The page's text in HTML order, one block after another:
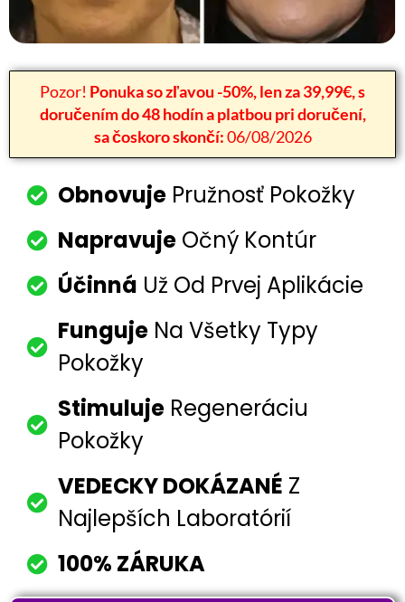
Pozor! Ponuka so zľavou -50%, len za 39,99€, s
doručením do 48 hodín a platbou pri doručení,
sa čoskoro skončí:06/08/2026
ObnovujePružnosť Pokožky
NapravujeOčný Kontúr
Účinná Už Od Prvej Aplikácie
FungujeNa Všetky Typy
Pokožky
StimulujeRegeneráciu
Pokožky
VEDECKY DOKÁZANÉ Z
Najlepších Laboratórií
100% ZÁRUKA